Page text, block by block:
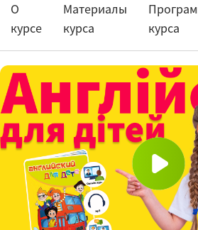
О
курсе
Материалы
курса
курса